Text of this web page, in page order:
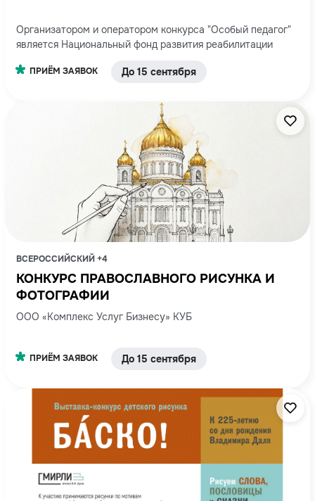
Организатором и оператором конкурса "Особый педагог"
является Национальный фонд развития реабилитации
ПРИЁМ ЗАЯВОК До 15 сентября
ВСЕРОССИЙСКИЙ +4
КОНКУРС ПРАВОСЛАВНОГО РИСУНКА И
ФОТОГРАФИИ
ООО «Комплекс Услуг Бизнесу» КУБ
ПРИЁМ ЗАЯВОК До 15 сентября